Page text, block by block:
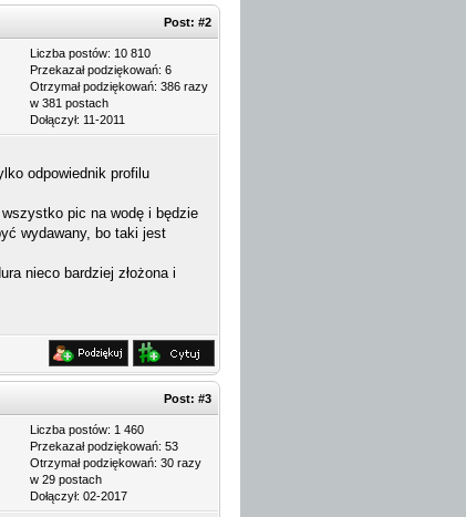
Post: #2
Liczba postów: 10 810
Przekazał podziękowań: 6
Otrzymał podziękowań: 386 razy
w 381 postach
Dołączył: 11-2011
odpowiednik profilu
pic na wodę i będzie
wydawany, bo taki jest
nieco bardziej złożona i
Post: #3
Liczba postów: 1 460
Przekazał podziękowań: 53
Otrzymał podziękowań: 30 razy
w 29 postach
Dołączył: 02-2017